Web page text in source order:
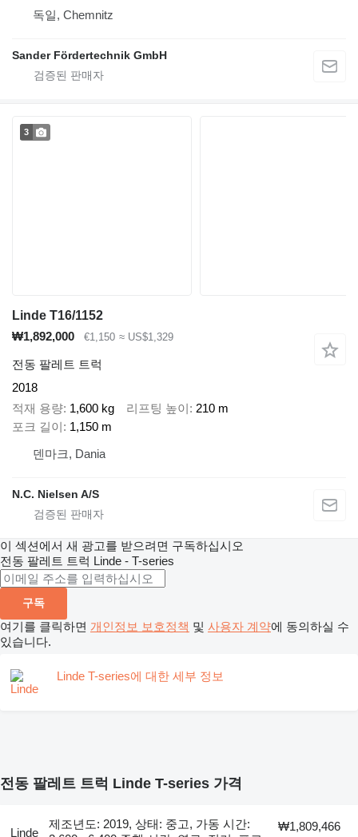
독일, Chemnitz
Sander Fördertechnik GmbH
3
Linde T16/1152
₩1,892,000
€1,150 ≈ US$1,329
전동 팔레트 트럭
2018
적재 용량 1,600 kg 리프팅 높이
210 m
포크 길이
1,150 m
덴마크, Dania
N.C. Nielsen A/S
이 섹션에서 새 광고를 받으려면 구독하십시오
전동 팔레트 트럭 Linde - T-series
구독
여기를 클릭하면 개인정보 보호정책 및 사용자 계약에 동의하실 수
있습니다.
Linde T-series에 대한 세부 정보
전동 팔레트 트럭 Linde T-series 가격
Linde
제조년도: 2019, 상태: 중고, 가동 시간:
₩1,809,466